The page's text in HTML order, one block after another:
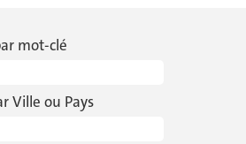
mot-clé
Ville ou Pays